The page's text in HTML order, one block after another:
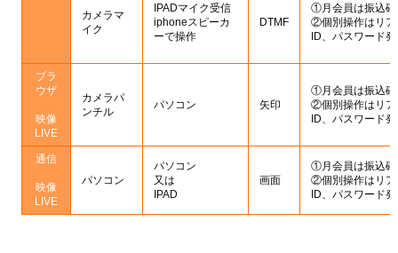
カメラマ
イク
IPADマイク受信
iphoneスピーカ
ーで操作
DTMF
①月会員は振込確
②個別操作はリア
ID、パスワード
ブラ
ウザ
映像
LIVE
カメラパ
ンチル
パソコン 矢印
①月会員は振込確
②個別操作はリア
ID、パスワード
通信
映像
LIVE
パソコン
パソコン
又は
IPAD
画面
①月会員は振込確
②個別操作はリア
ID、パスワード